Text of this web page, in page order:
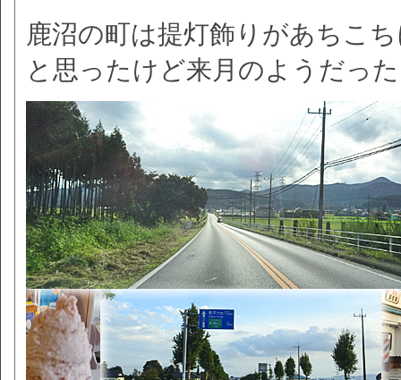
鹿沼の町は提灯飾りがあちこ
と思ったけど来月のようだっ